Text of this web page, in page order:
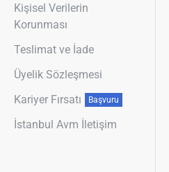
Kişisel Verilerin
Korunması
Teslimat ve İade
Üyelik Sözleşmesi
Kariyer Fırsatı
Başvuru
İstanbul Avm İletişim